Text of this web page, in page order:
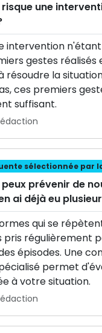
une
intervention
gestes réalisés
résoudre la
ces premiers
suffisant.
sélectionnée par
prévenir de
ai déjà eu
qui se
pris régulièrement
épisodes. Une
permet
à votre situation.